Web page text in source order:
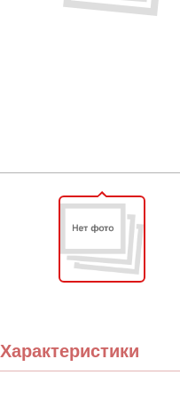
Характеристики